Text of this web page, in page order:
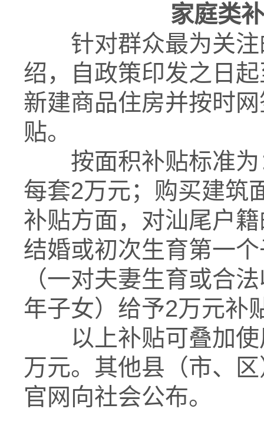
家庭类
针对群众最为关
绍，自政策印发之日
新建商品住房并按时
贴。
按面积补贴标准
每套2万元；购买建筑
补贴方面，对汕尾户
结婚或初次生育第一
（一对夫妻生育或合
年子女）给予2万元补
以上补贴可叠加
万元。其他县（市、
官网向社会公布。